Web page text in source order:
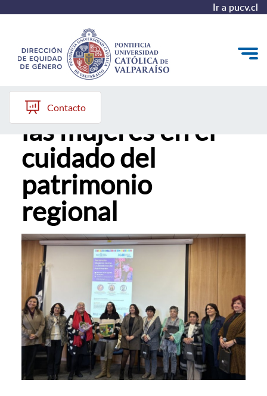
Ir a pucv.cl
Quiénes somos
Diagnóstico y Política
Plan de Acción
Modelo de Prevención
Contacto
Analizan el rol de
las mujeres en el
cuidado del
patrimonio
regional